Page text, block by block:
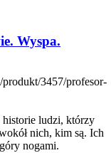
Wyspa.
3457/profesor-
ludzi, którzy
nich, kim są. Ich
nogami.